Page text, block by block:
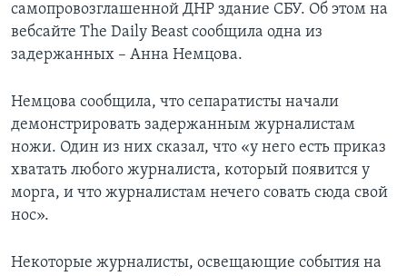
самопровозглашенной ДНР здание СБУ. Об этом на
вебсайте The Daily Beast сообщила одна из
задержанных – Анна Немцова.
Немцова сообщила, что сепаратисты начали
демонстрировать задержанным журналистам
ножи. Один из них сказал, что «у него есть приказ
хватать любого журналиста, который появится у
морга, и что журналистам нечего совать сюда свой
нос».
Некоторые журналисты, освещающие события на